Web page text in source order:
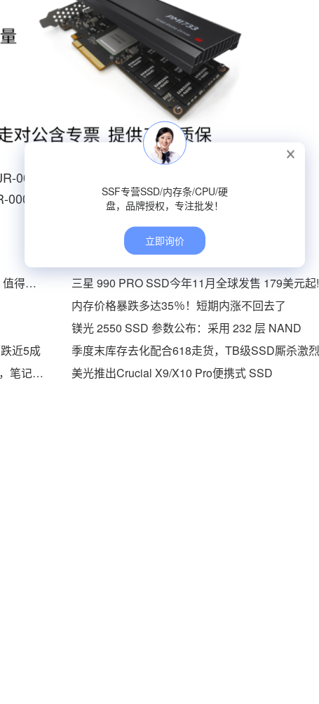
00005服务器固态硬盘批发
00007服务器固态硬盘批发
三星980Pro SSD固态硬盘评测 比其他硬盘强多少 值得买吗
三星 990 PRO SSD今年11月全球发售 179美元起!
内存价格暴跌多达35％！短期内涨不回去了
镁光 2550 SSD 参数公布：采用 232 层 NAND
近5成
7300MB/s读速！朗科推出绝影NV7000-t固态硬盘，笔记本、台式机皆适用
美光推出Crucial X9/X10 Pro便携式 SSD
SSF专营SSD/内存条/CPU/硬
盘，品牌授权，专注批发！
立即询价